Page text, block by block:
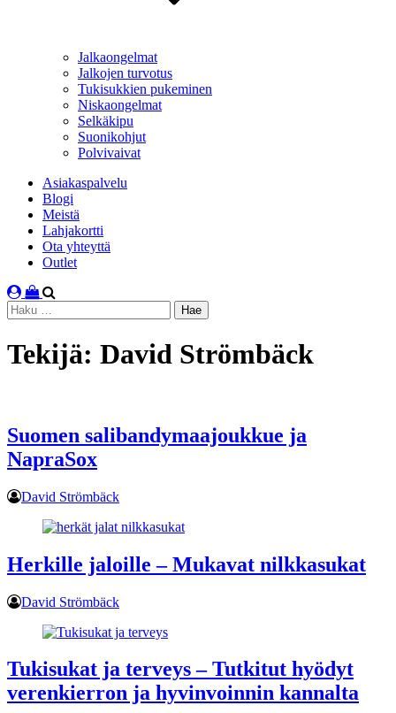
Jalkaongelmat
Jalkojen turvotus
Tukisukkien pukeminen
Niskaongelmat
Selkäkipu
Suonikohjut
Polvivaivat
Asiakaspalvelu
Blogi
Meistä
Lahjakortti
Ota yhteyttä
Outlet
Haku:
Tekijä: David Strömbäck
Suomen salibandymaajoukkue ja
NapraSox
David Strömbäck
Herkille jaloille – Mukavat nilkkasukat
David Strömbäck
Tukisukat ja terveys – Tutkitut hyödyt
verenkierron ja hyvinvoinnin kannalta